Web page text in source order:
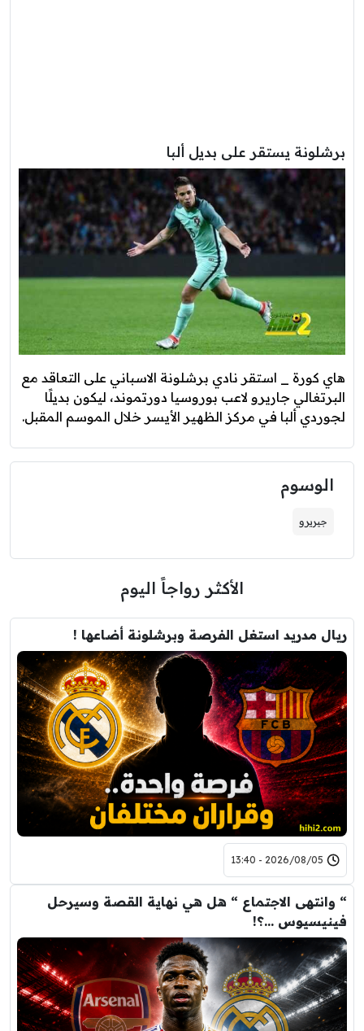
برشلونة يستقر على بديل ألبا
هاي كورة _ استقر نادي برشلونة الاسباني على التعاقد مع
البرتغالي جاريرو لاعب بوروسيا دورتموند، ليكون بديلًا
لجوردي ألبا في مركز الظهير الأيسر خلال الموسم المقبل.
الوسوم
جيريرو
الأكثر رواجاً اليوم
ريال مدريد استغل الفرصة وبرشلونة أضاعها !
2026/08/05 - 13:40
“ وانتهى الاجتماع “ هل هي نهاية القصة وسيرحل
فينيسيوس …؟!